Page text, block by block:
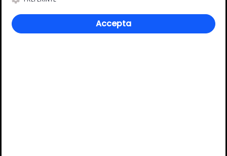
Accepta